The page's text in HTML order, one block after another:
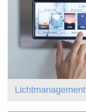
Lichtmanagement